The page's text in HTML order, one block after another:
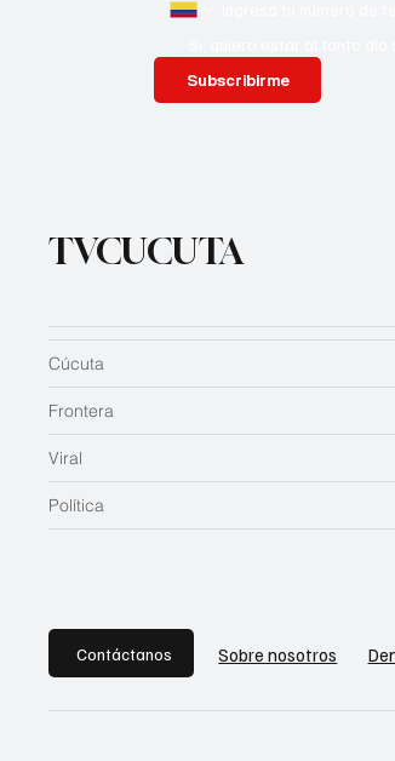
Subscribirme
TVCUCUTA
Cúcuta
Frontera
Viral
Política
Contáctanos Sobre nosotros